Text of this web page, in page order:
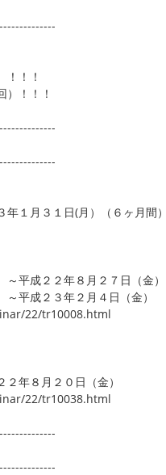
！！
！！！
１月３１日(月）（６ヶ月間
成２２年８月２７日（金）
成２３年２月４日（金）
22/tr10008.html
年８月２０日（金）
22/tr10038.html